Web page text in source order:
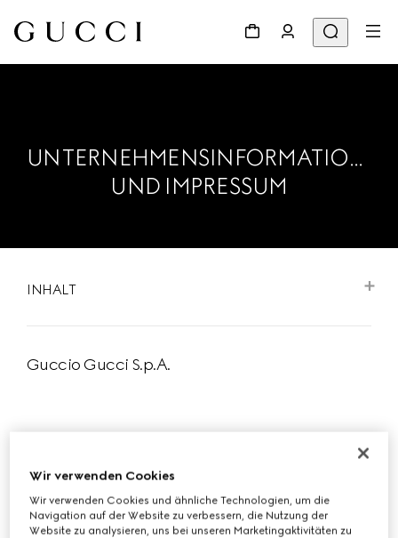
UNTERNEHMENSINFORMATIONEN
UND IMPRESSUM
INHALT
Guccio Gucci S.p.A.
Gesellschaft gegründet und bestehend nach dem
Recht von Italien mit Sitz in Via Tornabuoni 73/r, 50123
Florenz, Italien
Wir verwenden Cookies
Wir verwenden Cookies und ähnliche Technologien, um die
Navigation auf der Website zu verbessern, die Nutzung der
Website zu analysieren, uns bei unseren Marketingaktivitäten zu